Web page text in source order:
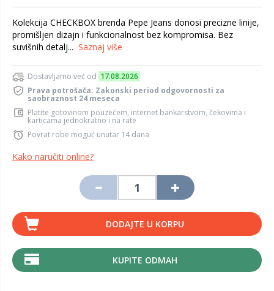
Kolekcija CHECKBOX brenda Pepe Jeans donosi precizne linije,
promišljen dizajn i funkcionalnost bez kompromisa. Bez
suvišnih detalj... Saznaj više
Dostavljamo već od 17.08.2026
Prava potrošača: Zakonski period odgovornosti za
saobraznost 24 meseca
Platite gotovinom pouzećem, internet bankarstvom, čekovima i
karticama jednokratno i na rate
Povrat robe moguć unutar 14 dana
Kako naručiti online?
DODAJTE U KORPU
KUPITE ODMAH